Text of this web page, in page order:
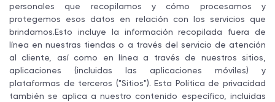
personales que recopilamos y cómo procesamos y
protegemos esos datos en relación con los servicios que
brindamos.Esto incluye la información recopilada fuera de
línea en nuestras tiendas o a través del servicio de atención
al cliente, así como en línea a través de nuestros sitios,
aplicaciones (incluidas las aplicaciones móviles) y
plataformas de terceros ("Sitios"). Esta Política de privacidad
también se aplica a nuestro contenido específico, incluidas